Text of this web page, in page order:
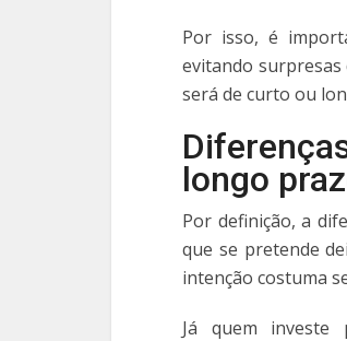
Por isso, é
evitando surpresas
será de curto ou
longo
Por definição, a
que se pretende
intenção costuma
Já quem